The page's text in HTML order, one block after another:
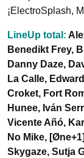
¡ElectroSplash,
LineUp total: A
Benedikt Frey,
Danny Daze,
La Calle,
Croket, Fort
Hunee, Iván
Vicente Añó,
No Mike,
Skygaze, Sutja